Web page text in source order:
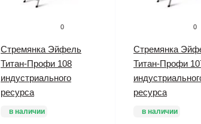
0
Стремянка Эйфель
Титан-Профи 108
индустриального
ресурса
в наличии
0
Стремянка
Титан-Профи
ресурса
в наличии